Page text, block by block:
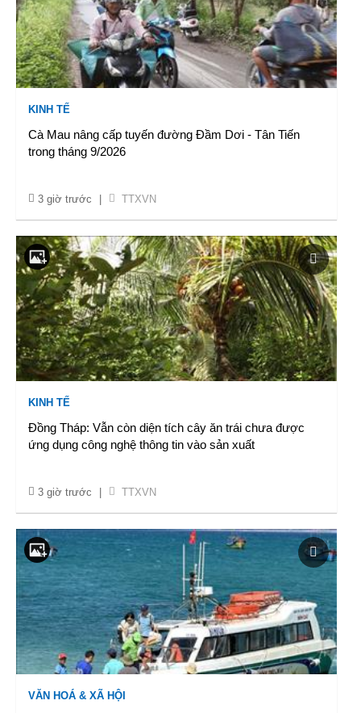
KINH TẾ
Cà Mau nâng cấp tuyến đường Đầm Dơi - Tân Tiến
trong tháng 9/2026
3 giờ trước TTXVN
KINH TẾ
Đồng Tháp: Vẫn còn diện tích cây ăn trái chưa được
ứng dụng công nghệ thông tin vào sản xuất
3 giờ trước TTXVN
VĂN HOÁ & XÃ HỘI